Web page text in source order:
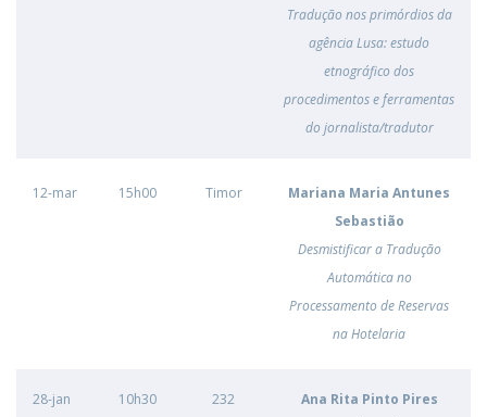
Tradução nos primórdios da
agência Lusa: estudo
etnográfico dos
procedimentos e ferramentas
do jornalista/tradutor
12-mar 15h00 Timor
Mariana Maria Antunes
Sebastião
Desmistificar a Tradução
Automática no
Processamento de Reservas
na Hotelaria
28-jan 10h30 232
Ana Rita Pinto Pires